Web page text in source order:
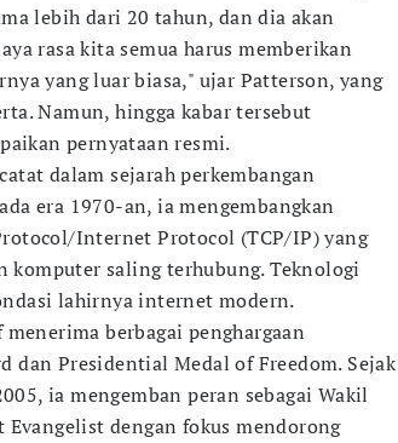
lebih dari 20 tahun, dan dia akan
rasa kita semua harus memberikan
yang luar biasa," ujar Patterson, yang
Namun, hingga kabar tersebut
pernyataan resmi.
dalam sejarah perkembangan
era 1970-an, ia mengembangkan
Internet Protocol (TCP/IP) yang
komputer saling terhubung. Teknologi
lahirnya internet modern.
berbagai penghargaan
dan Presidential Medal of Freedom. Sejak
ia mengemban peran sebagai Wakil
dengan fokus mendorong